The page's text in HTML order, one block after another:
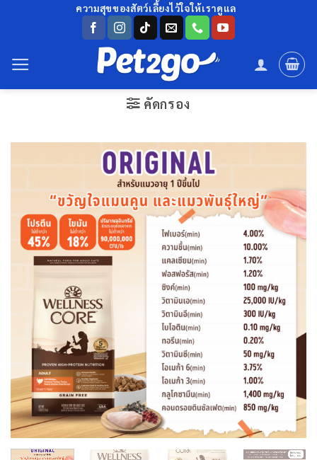
เนื้อหา
ความสุขของสัตว์เลี้ยงไว้ใจให้เราดูแล
คัดกรอง